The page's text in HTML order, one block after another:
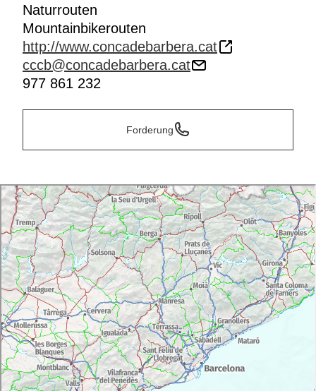
Naturrouten
Mountainbikerouten
http://www.concadebarbera.cat
cccb@concadebarbera.cat
977 861 232
Forderung